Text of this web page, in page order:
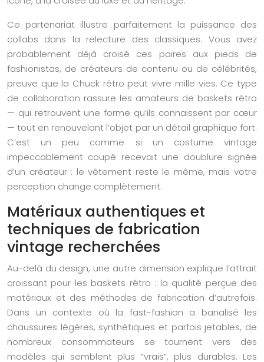
Ce partenariat illustre parfaitement la puissance des
collabs dans la relecture des classiques. Vous avez
probablement déjà croisé ces paires aux pieds de
fashionistas, de créateurs de contenu ou de célébrités,
preuve que la Chuck rétro peut vivre mille vies. Ce type
de collaboration rassure les amateurs de baskets rétro
— qui retrouvent une forme qu’ils connaissent par cœur
— tout en renouvelant l’objet par un détail graphique fort.
C’est un peu comme si un costume vintage
impeccablement coupé recevait une doublure signée
d’un créateur : le vêtement reste le même, mais votre
perception change complètement.
Matériaux authentiques et
techniques de fabrication
vintage recherchées
Au-delà du design, une autre dimension explique l’attrait
croissant pour les baskets rétro : la qualité perçue des
matériaux et des méthodes de fabrication d’autrefois.
Dans un contexte où la fast-fashion a banalisé les
chaussures légères, synthétiques et parfois jetables, de
nombreux consommateurs se tournent vers des
modèles qui semblent plus “vrais”, plus durables. Les